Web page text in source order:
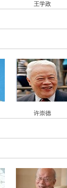
王学政
莫纪宏
许崇德
吴家清